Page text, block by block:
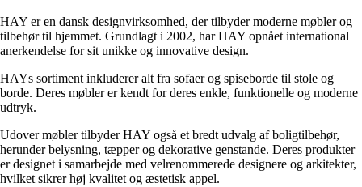
HAY er en dansk designvirksomhed, der tilbyder moderne møbler og
tilbehør til hjemmet. Grundlagt i 2002, har HAY opnået international
anerkendelse for sit unikke og innovative design.
HAYs sortiment inkluderer alt fra sofaer og spiseborde til stole og
borde. Deres møbler er kendt for deres enkle, funktionelle og moderne
udtryk.
Udover møbler tilbyder HAY også et bredt udvalg af boligtilbehør,
herunder belysning, tæpper og dekorative genstande. Deres produkter
er designet i samarbejde med velrenommerede designere og arkitekter,
hvilket sikrer høj kvalitet og æstetisk appel.